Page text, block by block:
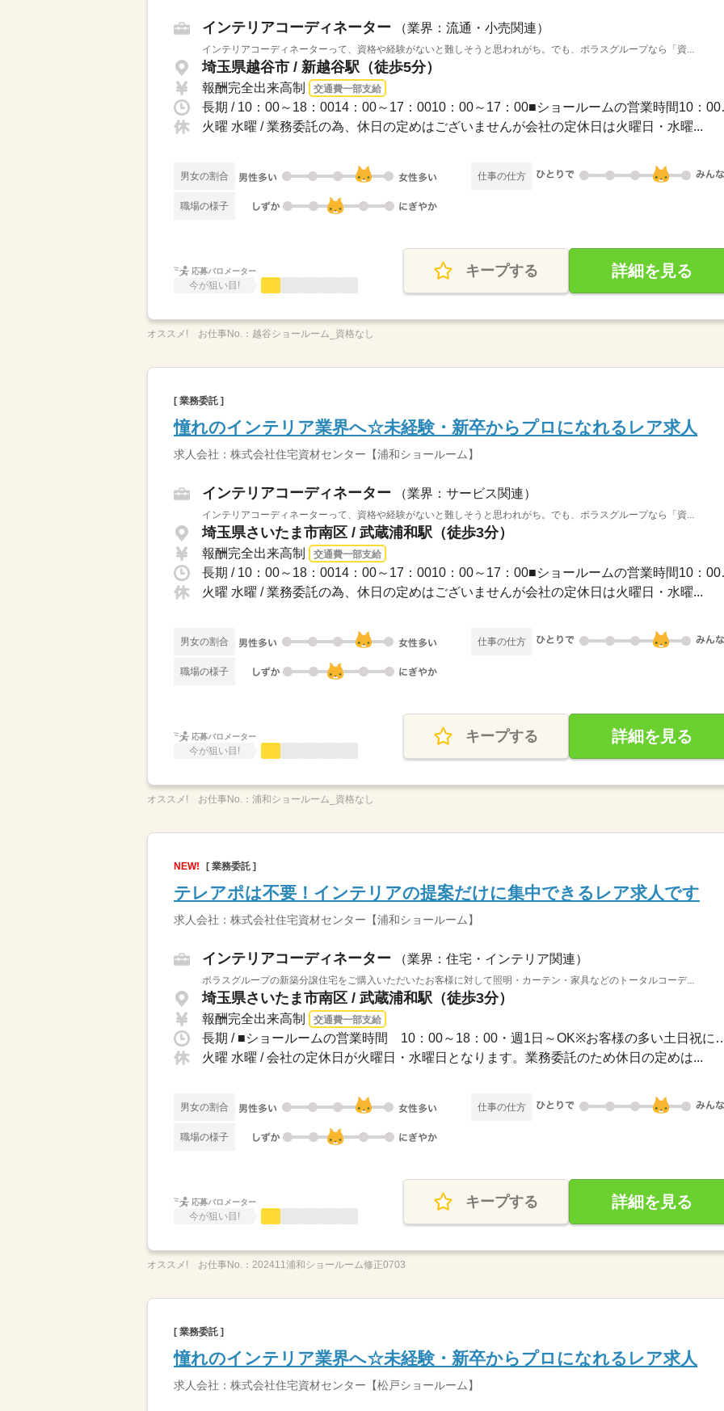
インテリアコーディネーター （業界：流通・小売関連）
インテリアコーディネーターって、資格や経験がないと難しそうと思われがち。でも、ポラスグループなら「資...
埼玉県越谷市 / 新越谷駅（徒歩5分）
報酬完全出来高制 交通費一部支給
長期 / 10：
火曜 水曜 / 業務委託の為、休日の定めはございませんが会社の定休日は火曜日・水曜...
男女の割合 仕事の仕方
職場の様子
応募バロメーター
今が狙い目!
キープする 詳細を見る
オススメ! お仕事No.： 越谷ショールーム_資格なし
[ 業務委託 ]
憧れのインテリア業界へ☆未経験・新卒からプロになれるレア求人
求人会社：株式会社住宅資材センター【浦和ショールーム】
インテリアコーディネーター （業界：サービス関連）
インテリアコーディネーターって、資格や経験がないと難しそうと思われがち。でも、ポラスグループなら「資...
埼玉県さいたま市南区 / 武蔵浦和駅（徒歩3分）
報酬完全出来高制 交通費一部支給
長期 / 10：
火曜 水曜 / 業務委託の為、休日の定めはございませんが会社の定休日は火曜日・水曜...
男女の割合 仕事の仕方
職場の様子
応募バロメーター
今が狙い目!
キープする 詳細を見る
オススメ! お仕事No.： 浦和ショールーム_資格なし
NEW! [ 業務委託 ]
テレアポは不要！インテリアの提案だけに集中できるレア求人です
求人会社：株式会社住宅資材センター【浦和ショールーム】
インテリアコーディネーター （業界：住宅・インテリア関連）
ポラスグループの新築分譲住宅をご購入いただいたお客様に対して照明・カーテン・家具などのトータルコーデ...
埼玉県さいたま市南区 / 武蔵浦和駅（徒歩3分）
報酬完全出来高制 交通費一部支給
長期 / ■ショールームの営業時間 10：00～18：
火曜 水曜 / 会社の定休日が火曜日・水曜日となります。業務委託のため休日の定めは...
男女の割合 仕事の仕方
職場の様子
応募バロメーター
今が狙い目!
キープする 詳細を見る
オススメ! お仕事No.： 202411浦和ショールーム修正0703
[ 業務委託 ]
憧れのインテリア業界へ☆未経験・新卒からプロになれるレア求人
求人会社：株式会社住宅資材センター【松戸ショールーム】